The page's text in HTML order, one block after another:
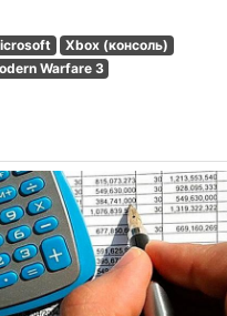
Xbox (консоль)
Warfare 3